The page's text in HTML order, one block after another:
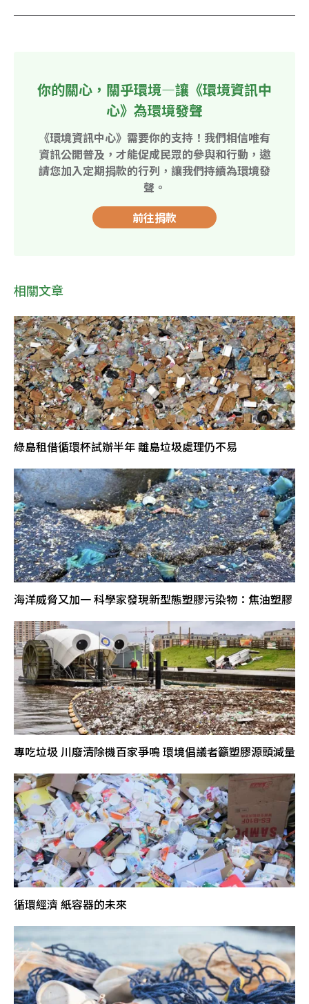
你的關心，關乎環境—讓《環境資訊中
心》為環境發聲
《環境資訊中心》需要你的支持！我們相信唯有
資訊公開普及，才能促成民眾的參與和行動，邀
請您加入定期捐款的行列，讓我們持續為環境發
聲。
前往捐款
相關文章
綠島租借循環杯試辦半年 離島垃圾處理仍不易
海洋威脅又加一 科學家發現新型態塑膠污染物：焦油塑膠
專吃垃圾 川廢清除機百家爭鳴 環境倡議者籲塑膠源頭減量
循環經濟 紙容器的未來